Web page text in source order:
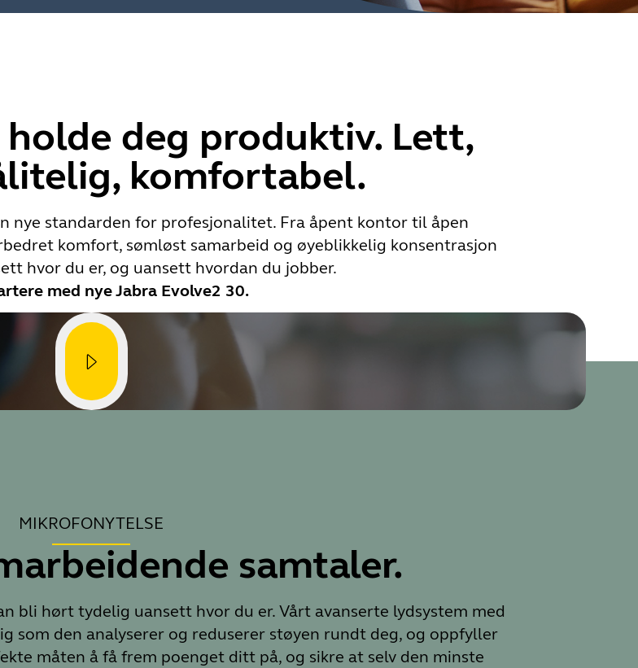
deg produktiv. Lett,
komfortabel.
nye standarden for profesjonalitet. Fra åpent kontor til åpen
komfort, sømløst samarbeid og øyeblikkelig konsentrasjon
hvor du er, og uansett hvordan du jobber.
med nye Jabra Evolve2 30.
MIKROFONYTELSE
samtaler.
bli hørt tydelig uansett hvor du er. Vårt avanserte lydsystem med
som den analyserer og reduserer støyen rundt deg, og oppfyller
måten å få frem poenget ditt på, og sikre at selv den minste